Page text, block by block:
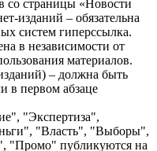
со страницы «Новости
изданий – обязательна
систем гиперссылка.
в независимости от
материалов.
– должна быть
в первом абзаце
"Экспертиза",
"Власть", "Выборы",
"Промо" публикуются на